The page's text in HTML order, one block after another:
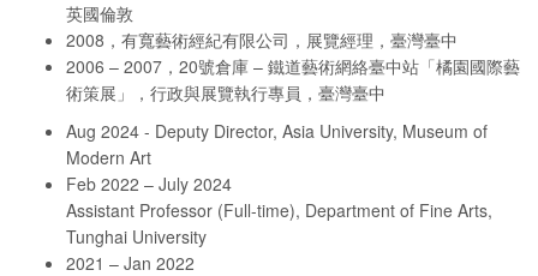
英國倫敦
2008，有寬藝術經紀有限公司，展覽經理，臺灣臺中
2006 – 2007，20號倉庫 – 鐵道藝術網絡臺中站「橘園國際藝
術策展」，行政與展覽執行專員，臺灣臺中
Aug 2024 - Deputy Director, Asia University, Museum of
Modern Art
Feb 2022 – July 2024
Assistant Professor (Full-time), Department of Fine Arts,
Tunghai University
2021 – Jan 2022